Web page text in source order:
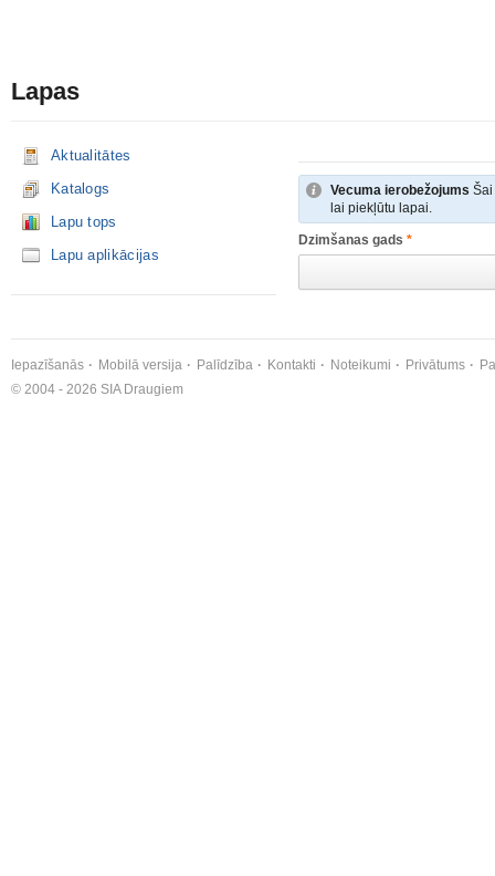
Lapas
Aktualitātes
Katalogs
Lapu tops
Lapu aplikācijas
Vecuma ierobežojums Šai
lai piekļūtu lapai.
Dzimšanas gads *
Iepazīšanās Mobilā versija Palīdzība Kontakti Noteikumi Privātums
© 2004 - 2026 SIA Draugiem